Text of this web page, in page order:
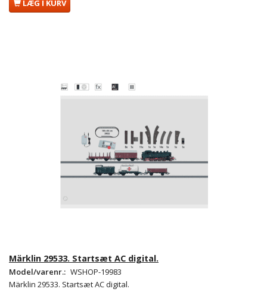
LÆG I KURV
Märklin 29533. Startsæt AC digital.
Model/varenr.: WSHOP-19983
Märklin 29533. Startsæt AC digital.